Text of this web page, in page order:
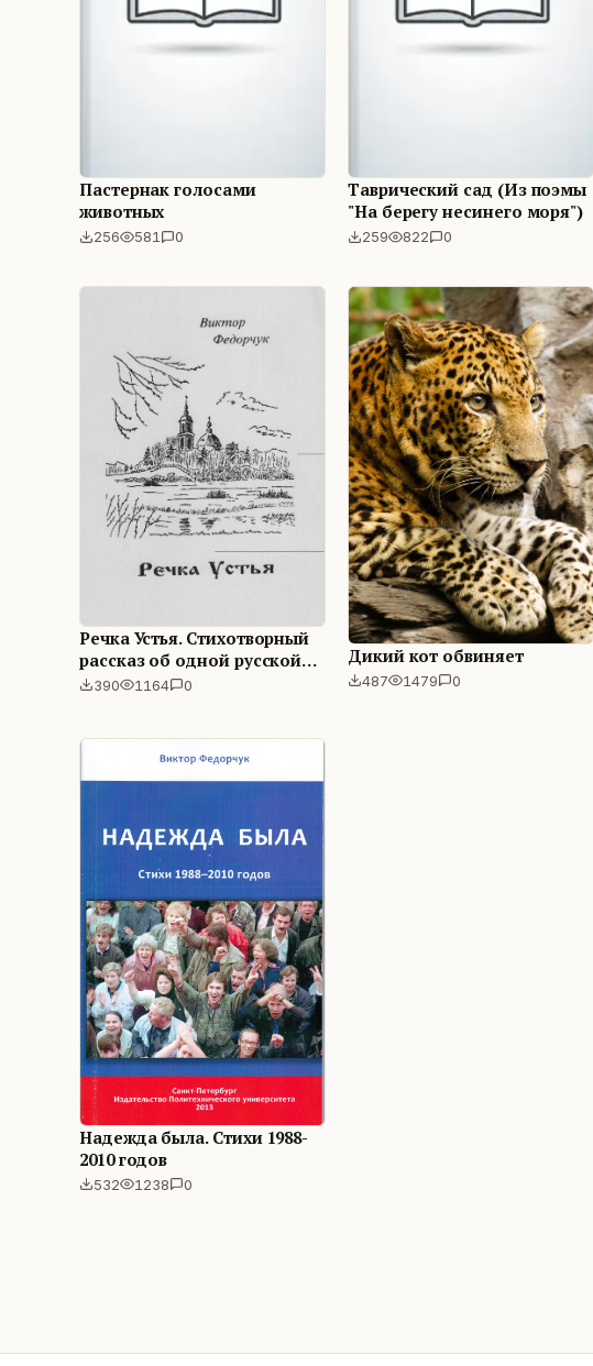
Пастернак голосами
животных
256 581 0
Таврический сад (Из поэмы
"На берегу несинего моря")
259 822 0
Речка Устья. Стихотворный
рассказ об одной русской
местности
390 1164 0
Дикий кот обвиняет
487 1479 0
Надежда была. Стихи 1988-
2010 годов
532 1238 0